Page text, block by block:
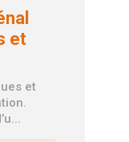
et
et